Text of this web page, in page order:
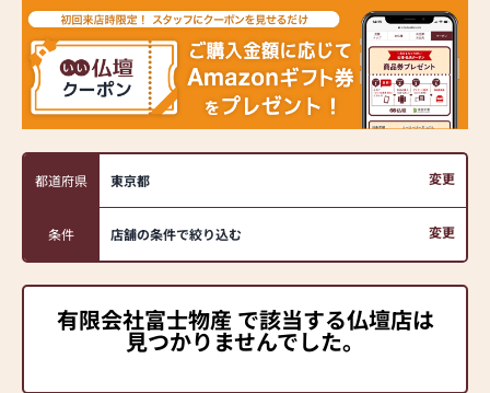
都道府県 東京都 変更
条件 店舗の条件で絞り込む 変更
有限会社富士物産 で該当する仏壇店は
見つかりませんでした。